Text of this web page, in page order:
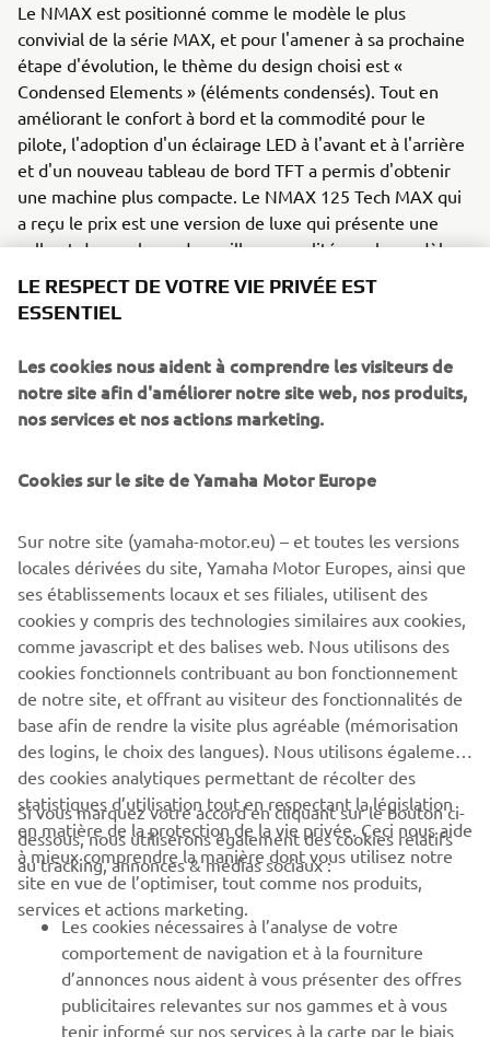
Le NMAX est positionné comme le modèle le plus
convivial de la série MAX, et pour l'amener à sa prochaine
étape d'évolution, le thème du design choisi est «
Condensed Elements » (éléments condensés). Tout en
améliorant le confort à bord et la commodité pour le
pilote, l'adoption d'un éclairage LED à l'avant et à l'arrière
et d'un nouveau tableau de bord TFT a permis d'obtenir
une machine plus compacte. Le NMAX 125 Tech MAX qui
a reçu le prix est une version de luxe qui présente une
selle et des couleurs de meilleure qualité que le modèle
standard.
Les Red Dot Design Awards, organisés par le Design
largement reconnus comme l'un des prix de design les
plus prestigieux au monde.
https://global.yamaha-
1/ 5
EXPERIENCE THE MAX
CORPORATE
BUSINESS
PLUS YAMAHA
SUPPORT
LE RESPECT DE VOTRE VIE PRIVÉE EST
ESSENTIEL
Les cookies nous aident à comprendre les visiteurs de
notre site afin d'améliorer notre site web, nos produits,
nos services et nos actions marketing.
Cookies sur le site de Yamaha Motor Europe
Sur notre site (yamaha-motor.eu) – et toutes les versions
locales dérivées du site, Yamaha Motor Europes, ainsi que
ses établissements locaux et ses filiales, utilisent des
cookies y compris des technologies similaires aux cookies,
comme javascript et des balises web. Nous utilisons des
cookies fonctionnels contribuant au bon fonctionnement
de notre site, et offrant au visiteur des fonctionnalités de
base afin de rendre la visite plus agréable (mémorisation
des logins, le choix des langues). Nous utilisons également
des cookies analytiques permettant de récolter des
statistiques d’utilisation tout en respectant la législation
en matière de la protection de la vie privée. Ceci nous aide
à mieux comprendre la manière dont vous utilisez notre
site en vue de l’optimiser, tout comme nos produits,
services et actions marketing.
Si vous marquez votre accord en cliquant sur le bouton ci-
dessous, nous utiliserons également des cookies relatifs
au tracking, annonces & médias sociaux :
Les cookies nécessaires à l’analyse de votre
comportement de navigation et à la fourniture
d’annonces nous aident à vous présenter des offres
publicitaires relevantes sur nos gammes et à vous
tenir informé sur nos services à la carte par le biais